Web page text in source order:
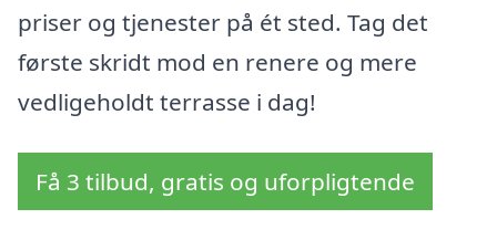
priser og tjenester på ét sted. Tag det
første skridt mod en renere og mere
vedligeholdt terrasse i dag!
Få 3 tilbud, gratis og uforpligtende